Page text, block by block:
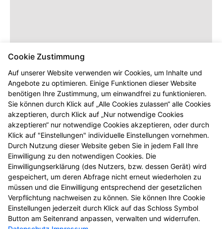
Cookie Zustimmung
Auf unserer Website verwenden wir Cookies, um Inhalte und
Angebote zu optimieren. Einige Funktionen dieser Website
benötigen Ihre Zustimmung, um einwandfrei zu funktionieren.
Sie können durch Klick auf „Alle Cookies zulassen“ alle Cookies
akzeptieren, durch Klick auf „Nur notwendige Cookies
akzeptieren“ nur notwendige Cookies akzeptieren, oder durch
Klick auf "Einstellungen" individuelle Einstellungen vornehmen.
Durch Nutzung dieser Website geben Sie in jedem Fall Ihre
Einwilligung zu den notwendigen Cookies. Die
Einwilligungserklärung (des Nutzers, bzw. dessen Gerät) wird
gespeichert, um deren Abfrage nicht erneut wiederholen zu
müssen und die Einwilligung entsprechend der gesetzlichen
Verpflichtung nachweisen zu können. Sie können Ihre Cookie
Einstellungen jederzeit durch Klick auf das Schloss Symbol
Button am Seitenrand anpassen, verwalten und widerrufen.